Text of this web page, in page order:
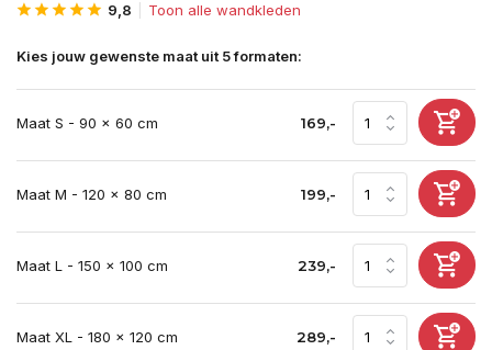
9,8 Toon alle wandkleden
Kies jouw gewenste maat uit 5 formaten:
Maat S - 90 x 60 cm 169,-
Maat M - 120 x 80 cm 199,-
Maat L - 150 x 100 cm 239,-
Maat XL - 180 x 120 cm 289,-